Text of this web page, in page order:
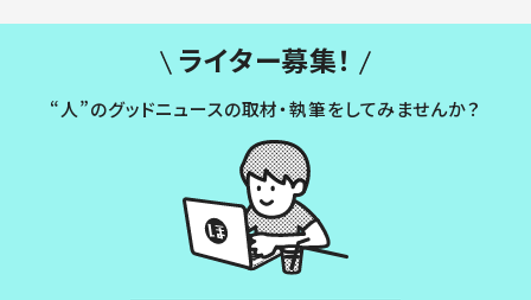
ライター募集！
“人”のグッドニュースの取材・執筆をしてみませんか？